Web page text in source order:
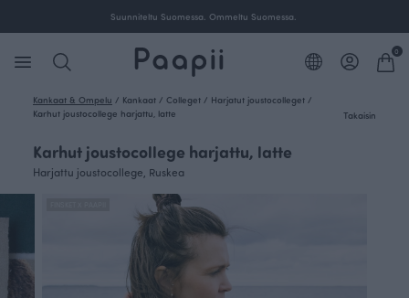
Suunniteltu Suomessa. Ommeltu Suomessa.
0
Kankaat & Ompelu / Kankaat / Colleget / Harjatut joustocolleget /
Karhut joustocollege harjattu, latte
Takaisin
Karhut joustocollege harjattu, latte
Harjattu joustocollege, Ruskea